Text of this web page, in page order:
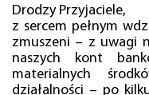
Drodzy Przyjaciele,
z sercem pełnym
zmuszeni – z uwagi
naszych kont
materialnych
działalności – po